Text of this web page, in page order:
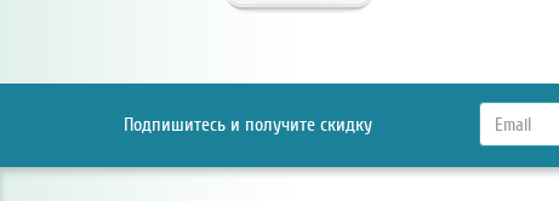
Подпишитесь и получите скидку